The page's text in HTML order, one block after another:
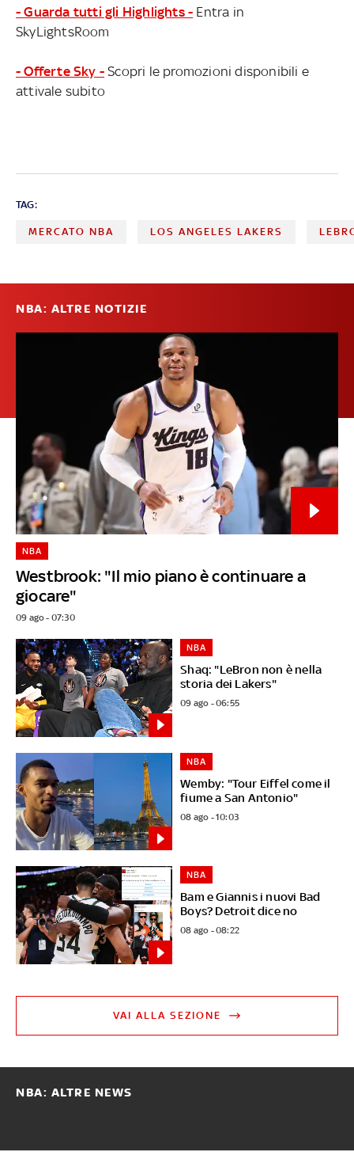
- Guarda tutti gli Highlights - Entra in
SkyLightsRoom
- Offerte Sky - Scopri le promozioni disponibili e
attivale subito
TAG:
MERCATO NBA LOS ANGELES LAKERS
NBA: ALTRE NOTIZIE
Westbrook: "Il mio piano è continuare a
giocare"
NBA
09 ago - 07:30
Shaq: "LeBron non è nella
storia dei Lakers"
NBA
09 ago - 06:55
Wemby: "Tour Eiffel come il
fiume a San Antonio"
NBA
08 ago - 10:03
Bam e Giannis i nuovi Bad
Boys? Detroit dice no
NBA
08 ago - 08:22
VAI ALLA SEZIONE
NBA: ALTRE NEWS